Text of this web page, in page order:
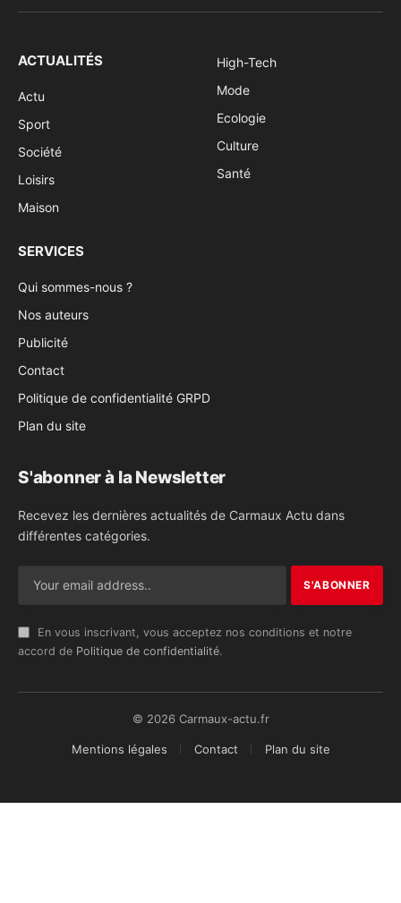
(Twitter)
ACTUALITÉS
Actu
Sport
Société
Loisirs
Maison
High-Tech
Mode
Ecologie
Culture
Santé
SERVICES
Qui sommes-nous ?
Nos auteurs
Publicité
Contact
Politique de confidentialité GRPD
Plan du site
S'abonner à la Newsletter
Recevez les dernières actualités de Carmaux Actu dans
différentes catégories.
En vous inscrivant, vous acceptez nos conditions et notre
accord de Politique de confidentialité.
© 2026 Carmaux-actu.fr
Mentions légales Contact Plan du site